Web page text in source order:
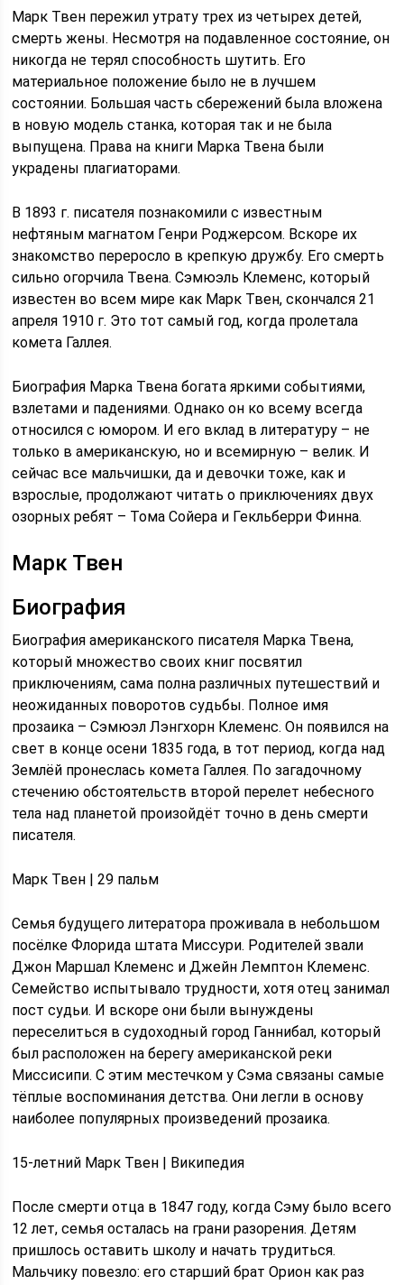
Марк Твен пережил утрату трех из четырех детей,
смерть жены. Несмотря на подавленное состояние, он
никогда не терял способность шутить. Его
материальное положение было не в лучшем
состоянии. Большая часть сбережений была вложена
в новую модель станка, которая так и не была
выпущена. Права на книги Марка Твена были
украдены плагиаторами.
В 1893 г. писателя познакомили с известным
нефтяным магнатом Генри Роджерсом. Вскоре их
знакомство переросло в крепкую дружбу. Его смерть
сильно огорчила Твена. Сэмюэль Клеменс, который
известен во всем мире как Марк Твен, скончался 21
апреля 1910 г. Это тот самый год, когда пролетала
комета Галлея.
Биография Марка Твена богата яркими событиями,
взлетами и падениями. Однако он ко всему всегда
относился с юмором. И его вклад в литературу – не
только в американскую, но и всемирную – велик. И
сейчас все мальчишки, да и девочки тоже, как и
взрослые, продолжают читать о приключениях двух
озорных ребят – Тома Сойера и Гекльберри Финна.
Марк Твен
Биография
Биография американского писателя Марка Твена,
который множество своих книг посвятил
приключениям, сама полна различных путешествий и
неожиданных поворотов судьбы. Полное имя
прозаика – Сэмюэл Лэнгхорн Клеменс. Он появился на
свет в конце осени 1835 года, в тот период, когда над
Землёй пронеслась комета Галлея. По загадочному
стечению обстоятельств второй перелет небесного
тела над планетой произойдёт точно в день смерти
писателя.
Марк Твен | 29 пальм
Семья будущего литератора проживала в небольшом
посёлке Флорида штата Миссури. Родителей звали
Джон Маршал Клеменс и Джейн Лемптон Клеменс.
Семейство испытывало трудности, хотя отец занимал
пост судьи. И вскоре они были вынуждены
переселиться в судоходный город Ганнибал, который
был расположен на берегу американской реки
Миссисипи. С этим местечком у Сэма связаны самые
тёплые воспоминания детства. Они легли в основу
наиболее популярных произведений прозаика.
15-летний Марк Твен | Википедия
После смерти отца в 1847 году, когда Сэму было всего
12 лет, семья осталась на грани разорения. Детям
пришлось оставить школу и начать трудиться.
Мальчику повезло: его старший брат Орион как раз